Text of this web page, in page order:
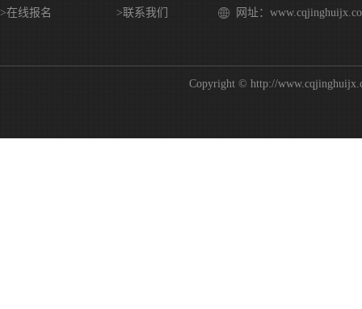
>在线报名 >联系我们
网址：
Copyright © http://